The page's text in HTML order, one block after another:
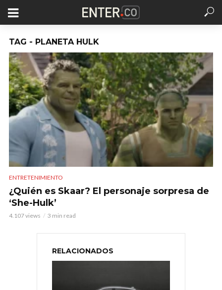
TAG - PLANETA HULK
ENTRETENIMIENTO
¿Quién es Skaar? El personaje sorpresa de
‘She-Hulk’
4.107 views 3 min read
RELACIONADOS